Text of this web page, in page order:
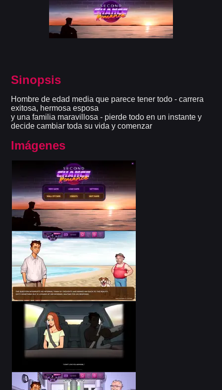
Sinopsis
Hombre de edad media que parece tener todo - carrera
exitosa, hermosa esposa
y una familia maravillosa - pierde todo en un instante y
decide cambiar toda su vida y comenzar
Imágenes